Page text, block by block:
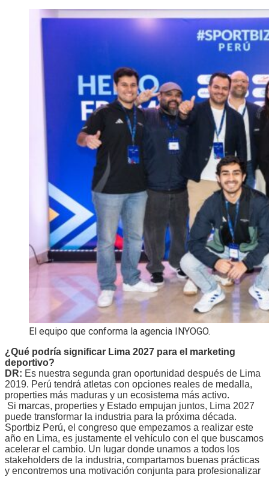
El equipo que conforma la agencia INYOGO.
¿Qué podría significar Lima 2027 para el marketing
deportivo?
DR: Es nuestra segunda gran oportunidad después de Lima
2019. Perú tendrá atletas con opciones reales de medalla,
properties más maduras y un ecosistema más activo.
Si marcas, properties y Estado empujan juntos, Lima 2027
puede transformar la industria para la próxima década.
Sportbiz Perú, el congreso que empezamos a realizar este
año en Lima, es justamente el vehículo con el que buscamos
acelerar el cambio. Un lugar donde unamos a todos los
stakeholders de la industria, compartamos buenas prácticas
y encontremos una motivación conjunta para profesionalizar